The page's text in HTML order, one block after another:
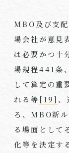
MBO及び支
場会社が意見
は必要かつ十
場規程441条
して算定の重
れる等 [19]、
ろ、 MBO新
る場面として
化等を決定す